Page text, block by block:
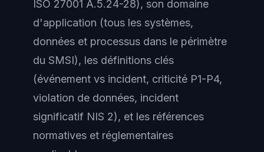
ISO 27001 A.5.24-28), son domaine
d'application (tous les systèmes,
données et processus dans le périmètre
du SMSI), les définitions clés
(événement vs incident, criticité P1-P4,
violation de données, incident
significatif NIS 2), et les références
normatives et réglementaires